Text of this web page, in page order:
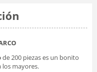
de 200 piezas es un bonito
mayores.